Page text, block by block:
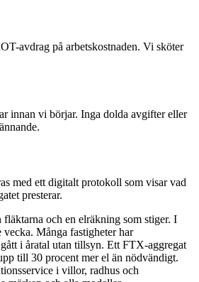
avdrag på arbetskostnaden. Vi sköter
innan vi börjar. Inga dolda avgifter eller
med ett digitalt protokoll som visar vad
presterar.
och en elräkning som stiger. I
Många fastigheter har
i åratal utan tillsyn. Ett FTX-aggregat
till 30 procent mer el än nödvändigt.
i villor, radhus och